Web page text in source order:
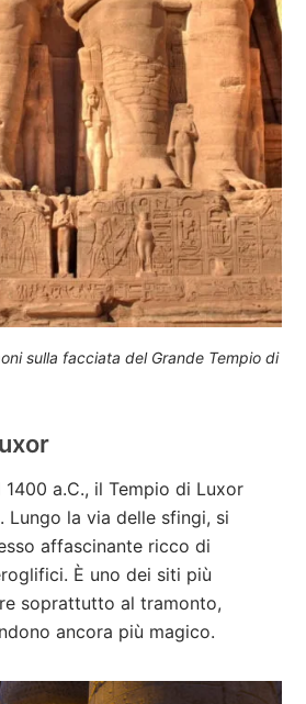
sulla facciata del Grande Tempio di
a.C., il Tempio di Luxor
Lungo la via delle sfingi, si
affascinante ricco di
È uno dei siti più
soprattutto al tramonto,
ancora più magico.